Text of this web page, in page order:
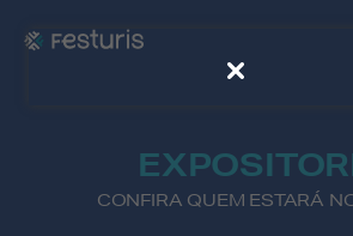
CONFIRA QUEM ESTARÁ